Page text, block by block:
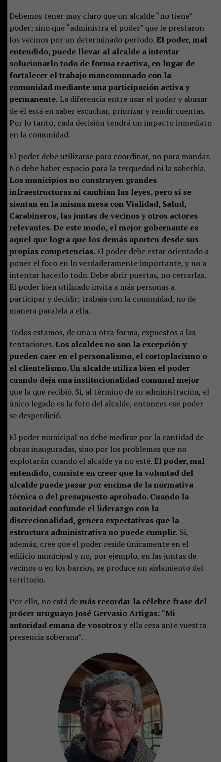
Debemos tener muy claro que un alcalde “no tiene”
poder; sino que “administra el poder” que le prestaron
los vecinos por un determinado período. El poder, mal
entendido, puede llevar al alcalde a intentar
solucionarlo todo de forma reactiva, en lugar de
fortalecer el trabajo mancomunado con la
comunidad mediante una participación activa y
permanente.La diferencia entre usar el poder y abusar
de él está en saber escuchar, priorizar y rendir cuentas.
Por lo tanto, cada decisión tendrá un impacto inmediato
en la comunidad.
El poder debe utilizarse para coordinar, no para mandar.
No debe haber espacio para la terquedad ni la soberbia.
Los municipios no construyen grandes
infraestructuras ni cambian las leyes, pero sí se
sientan en la misma mesa con Vialidad, Salud,
Carabineros, las juntas de vecinos y otros actores
relevantes. De este modo, el mejor gobernante es
aquel que logra que los demás aporten desde sus
propias competencias.El poder debe estar orientado a
poner el foco en lo verdaderamente importante, y no a
intentar hacerlo todo. Debe abrir puertas, no cerrarlas.
El poder bien utilizado invita a más personas a
participar y decidir; trabaja con la comunidad, no de
manera paralela a ella.
Todos estamos, de una u otra forma, expuestos a las
tentaciones. Los alcaldes no son la excepción y
pueden caer en el personalismo, el cortoplacismo o
el clientelismo. Un alcalde utiliza bien el poder
cuando deja una institucionalidad comunal mejor
que la que recibió. Si, al término de su administración, el
único legado es la foto del alcalde, entonces ese poder
se desperdició.
El poder municipal no debe medirse por la cantidad de
obras inauguradas, sino por los problemas que no
explotarán cuando el alcalde ya no esté. El poder, mal
entendido, consiste en creer que la voluntad del
alcalde puede pasar por encima de la normativa
técnica o del presupuesto aprobado. Cuando la
autoridad confunde el liderazgo con la
discrecionalidad, genera expectativas que la
estructura administrativa no puede cumplir.Si,
además, cree que el poder reside únicamente en el
edificio municipal y no, por ejemplo, en las juntas de
vecinos o en los barrios, se produce un aislamiento del
territorio.
Por ello, no está demás recordar la célebre frase del
prócer uruguayo José Gervasio Artigas: “Mi
autoridad emana de vosotrosy ella cesa ante vuestra
presencia soberana”.